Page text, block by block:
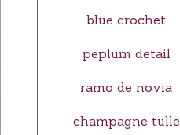
blue crochet
peplum detail
ramo de novia
champagne tulle